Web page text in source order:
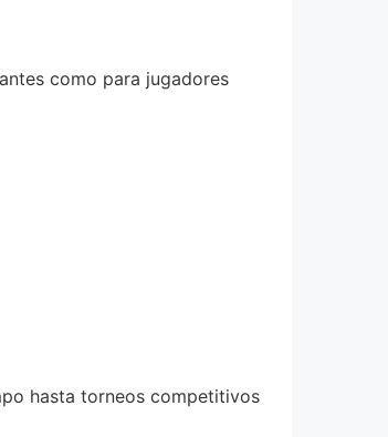
como para jugadores
hasta torneos competitivos